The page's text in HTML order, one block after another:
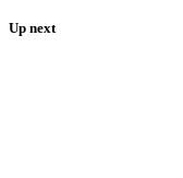
Up next